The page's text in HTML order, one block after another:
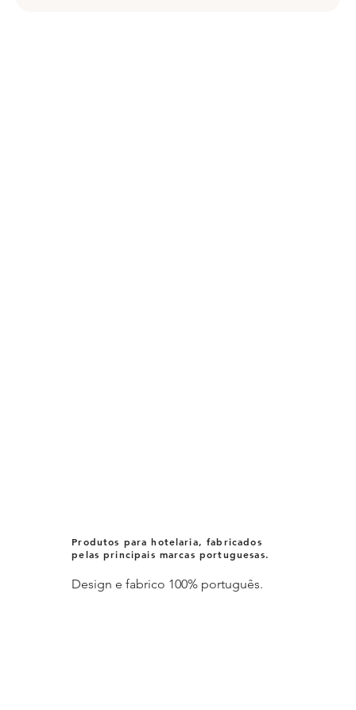
Produtos para hotelaria, fabricados
pelas principais marcas portuguesas.
Design e fabrico 100% português.